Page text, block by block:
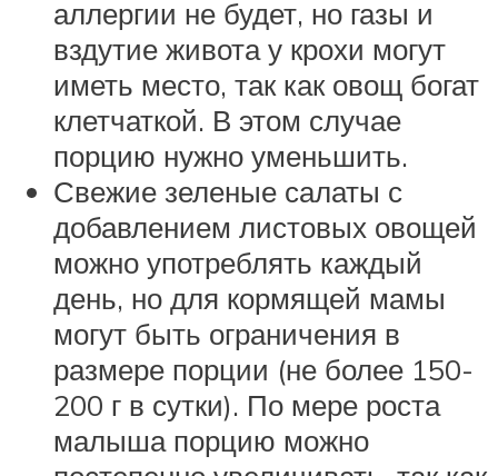
аллергии не будет, но газы и
вздутие живота у крохи могут
иметь место, так как овощ богат
клетчаткой. В этом случае
порцию нужно уменьшить.
Свежие зеленые салаты с
добавлением листовых овощей
можно употреблять каждый
день, но для кормящей мамы
могут быть ограничения в
размере порции (не более 150-
200 г в сутки). По мере роста
малыша порцию можно